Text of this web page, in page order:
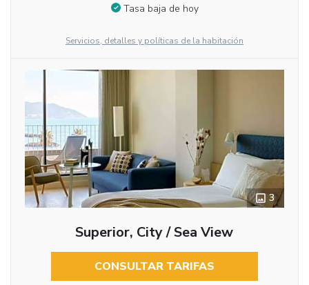
Tasa baja de hoy
Servicios, detalles y políticas de la habitación
3
Superior, City / Sea View
CONSULTAR TARIFAS